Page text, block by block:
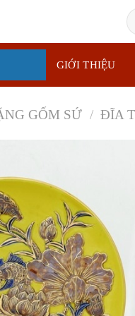
GIỚI THIỆU
GỐM SỨ / ĐĨA